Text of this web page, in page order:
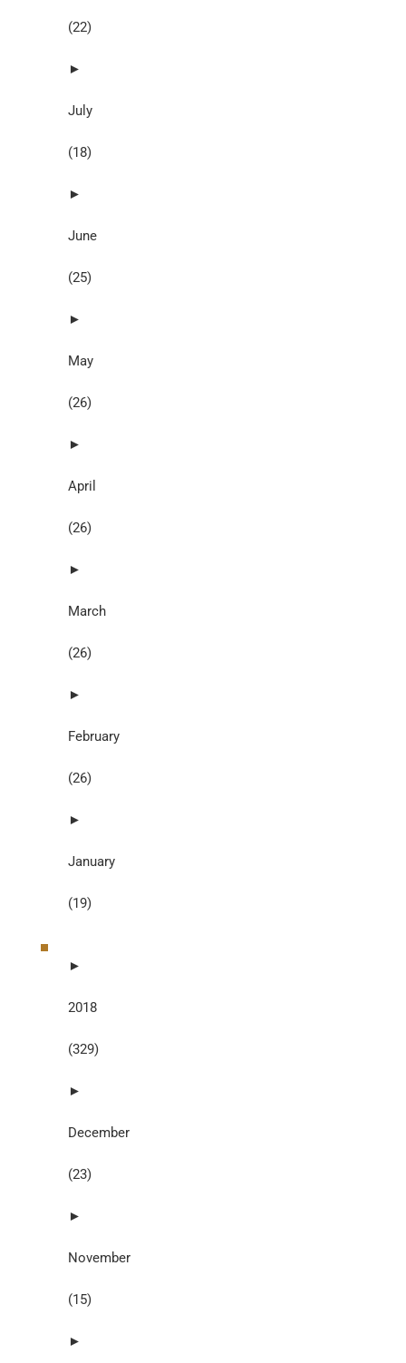
(22)
►
July
(18)
►
June
(25)
►
May
(26)
►
April
(26)
►
March
(26)
►
February
(26)
►
January
(19)
►
2018
(329)
►
December
(23)
►
November
(15)
►